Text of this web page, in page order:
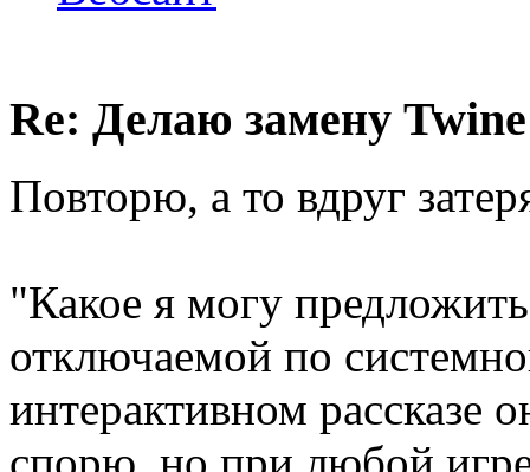
Re: Делаю замену
Повторю, а то вдруг
"Какое я могу
отключаемой по
интерактивном рассказе
спорю, но при любой